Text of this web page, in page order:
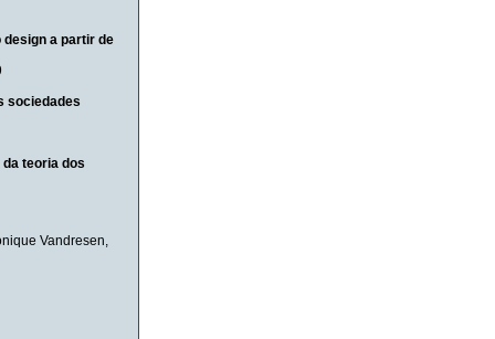
a partir de
sociedades
teoria dos
Vandresen,